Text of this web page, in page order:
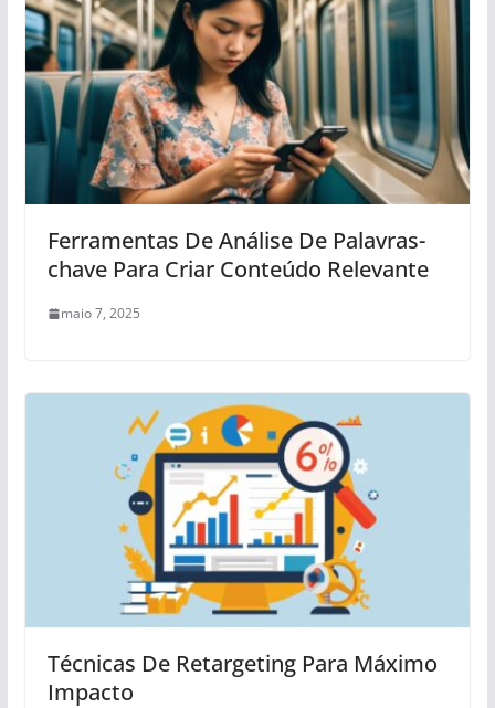
Ferramentas De Análise De Palavras-
chave Para Criar Conteúdo Relevante
maio 7, 2025
Técnicas De Retargeting Para Máximo
Impacto